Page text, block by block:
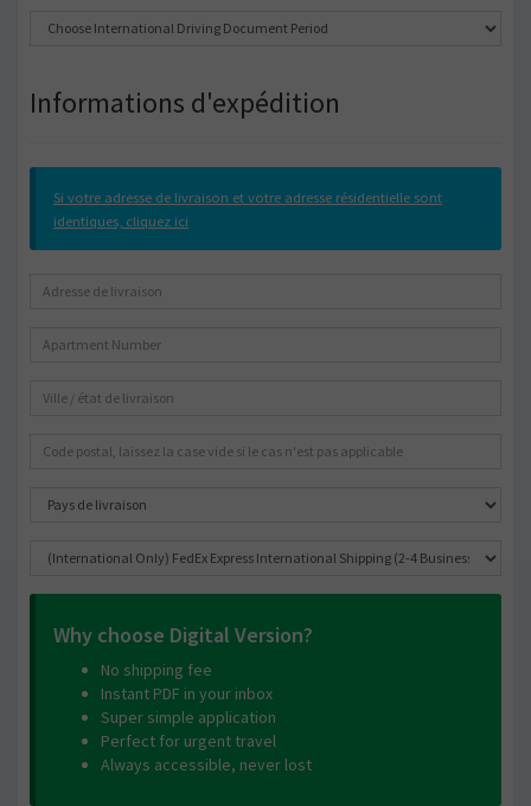
Informations d'expédition
Si votre adresse de livraison et votre adresse résidentielle sont
identiques, cliquez ici
Why choose Digital Version?
No shipping fee
Instant PDF in your inbox
Super simple application
Perfect for urgent travel
Always accessible, never lost